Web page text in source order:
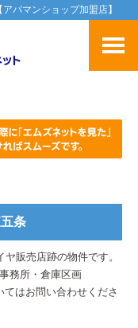
パマンショップ加盟店】
条
販売店跡の物件です。
務所・倉庫区画
てはお問い合わせくださ